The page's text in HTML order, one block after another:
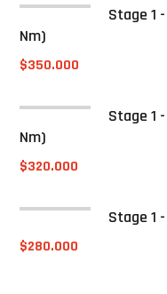
Stage 1
Nm)
$350.000
Stage 1
Nm)
$320.000
Stage 1
$280.000